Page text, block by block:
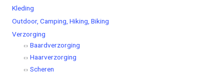
Kleding
Outdoor, Camping, Hiking, Biking
Verzorging
Baardverzorging
Haarverzorging
Scheren